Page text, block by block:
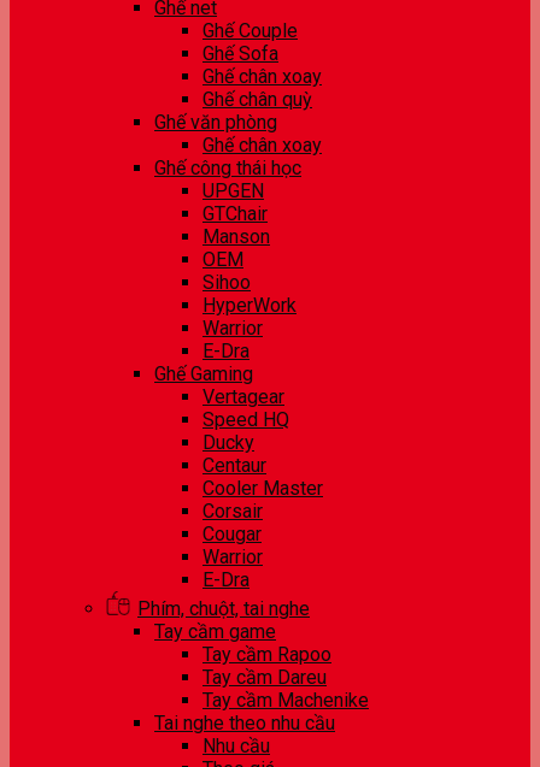
Ghế net
Ghế Couple
Ghế Sofa
Ghế chân xoay
Ghế chân quỳ
Ghế văn phòng
Ghế chân xoay
Ghế công thái học
UPGEN
GTChair
Manson
OEM
Sihoo
HyperWork
Warrior
E-Dra
Ghế Gaming
Vertagear
Speed HQ
Ducky
Centaur
Cooler Master
Corsair
Cougar
Warrior
E-Dra
Phím, chuột, tai nghe
Tay cầm game
Tay cầm Rapoo
Tay cầm Dareu
Tay cầm Machenike
Tai nghe theo nhu cầu
Nhu cầu